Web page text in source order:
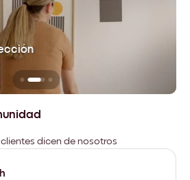
dicen de nosotros